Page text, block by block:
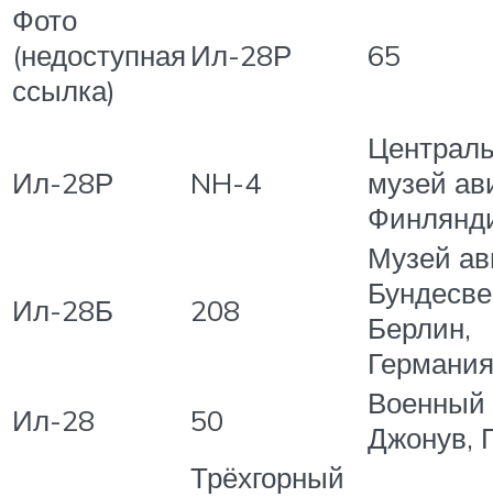
Фото
(недоступная
ссылка)
Ил-28Р 65
Ил-28Р NH-4
музей
Ил-28Б 208
Музей
Берлин,
Германия
Ил-28
50
Военный
Джонув,
Трёхгорный